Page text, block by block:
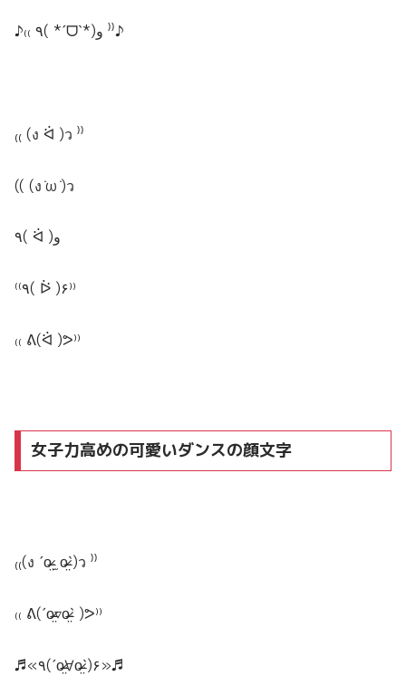
♪₍₍ ٩( *ˊᗜˋ*)و ⁾⁾♪
₍₍ (ง ᐛ )ว ⁾⁾
(( (ง ̇ω ̇)ว
٩( ᐛ )و
⁽⁽٩( ᐖ )۶⁾⁾
₍₍ ᕕ(ᐛ )ᕗ⁾⁾
女子力高めの可愛いダンスの顔文字
₍₍(ง ˊo̴̶̷̤ ̫ o̴̶̷̤ˋ)ว ⁾⁾
₍₍ ᕕ(ˊo̴̶̷̤▿o̴̶̷̤ˋ )ᕗ⁾⁾
♬«٩(ˊo̴̶̷̤∀o̴̶̷̤ˋ)۶»♬